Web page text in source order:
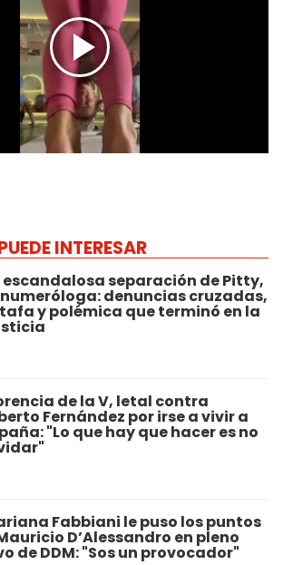
INTERESAR
escandalosa separación de Pitty,
denuncias cruzadas,
y polémica que terminó en la
de la V, letal contra
Fernández por irse a vivir a
"Lo que hay que hacer es no
Fabbiani le puso los puntos
D’Alessandro en pleno
de DDM: "Sos un provocador"